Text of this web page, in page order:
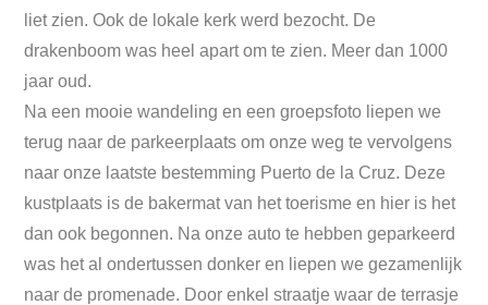
liet zien. Ook de lokale kerk werd bezocht. De
drakenboom was heel apart om te zien. Meer dan 1000
jaar oud.
Na een mooie wandeling en een groepsfoto liepen we
terug naar de parkeerplaats om onze weg te vervolgens
naar onze laatste bestemming Puerto de la Cruz. Deze
kustplaats is de bakermat van het toerisme en hier is het
dan ook begonnen. Na onze auto te hebben geparkeerd
was het al ondertussen donker en liepen we gezamenlijk
naar de promenade. Door enkel straatje waar de terrasje